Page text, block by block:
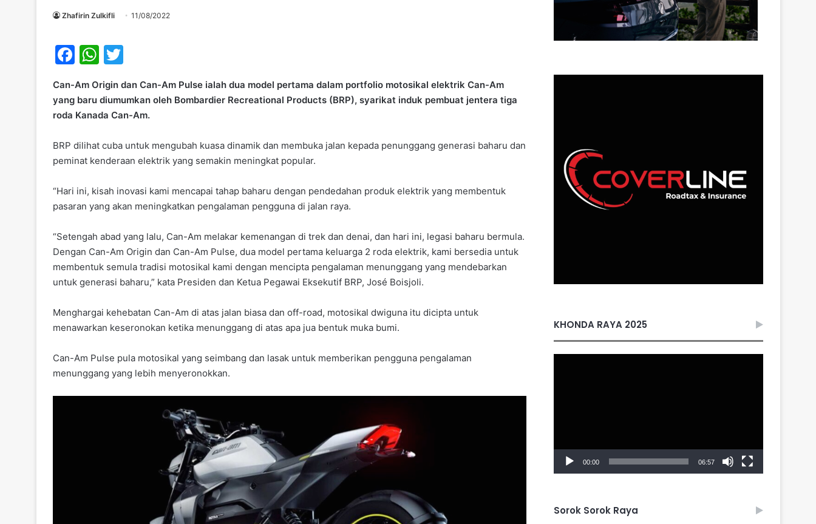
Zhafirin Zulkifli 11/08/2022
F
c
e
o
o
k
W
at
s
p
p
itt
er
Can-Am Origin dan Can-Am Pulse ialah dua model pertama dalam portfolio motosikal elektrik Can-Am
yang baru diumumkan oleh Bombardier Recreational Products (BRP), syarikat induk pembuat jentera tiga
roda Kanada Can-Am.
BRP dilihat cuba untuk mengubah kuasa dinamik dan membuka jalan kepada penunggang generasi baharu dan
peminat kenderaan elektrik yang semakin meningkat popular.
“Hari ini, kisah inovasi kami mencapai tahap baharu dengan pendedahan produk elektrik yang membentuk
pasaran yang akan meningkatkan pengalaman pengguna di jalan raya.
“Setengah abad yang lalu, Can-Am melakar kemenangan di trek dan denai, dan hari ini, legasi baharu bermula.
Dengan Can-Am Origin dan Can-Am Pulse, dua model pertama keluarga 2 roda elektrik, kami bersedia untuk
membentuk semula tradisi motosikal kami dengan mencipta pengalaman menunggang yang mendebarkan
untuk generasi baharu,” kata Presiden dan Ketua Pegawai Eksekutif BRP, José Boisjoli.
Menghargai kehebatan Can-Am di atas jalan biasa dan off-road, motosikal dwiguna itu dicipta untuk
menawarkan keseronokan ketika menunggang di atas apa jua bentuk muka bumi.
Can-Am Pulse pula motosikal yang seimbang dan lasak untuk memberikan pengguna pengalaman
menunggang yang lebih menyeronokkan.
KHONDA RAYA 2025
00:00 06:57
Sorok Sorok Raya